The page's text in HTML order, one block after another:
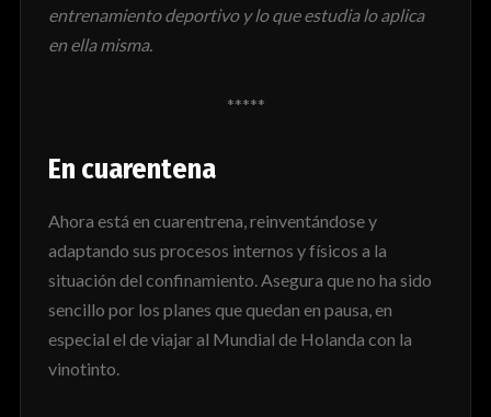
entrenamiento deportivo y lo que estudia lo aplica
en ella misma.
*****
En cuarentena
Ahora está en cuarentrena, reinventándose y
adaptando sus procesos internos y físicos a la
situación del confinamiento. Asegura que no ha sido
sencillo por los planes que quedan en pausa, en
especial el de viajar al Mundial de Holanda con la
vinotinto.